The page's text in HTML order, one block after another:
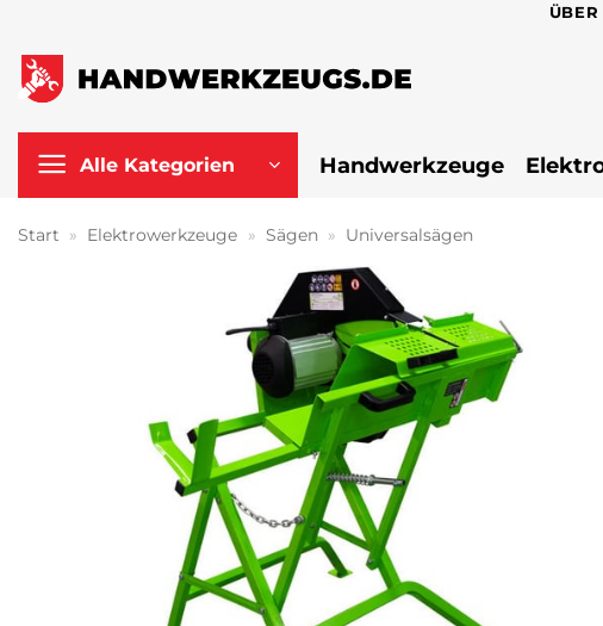
springen
Alle Kategorien Handwerkzeuge
Start » Elektrowerkzeuge » Sägen » Universalsägen